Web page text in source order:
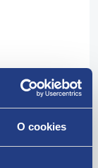
O cookies